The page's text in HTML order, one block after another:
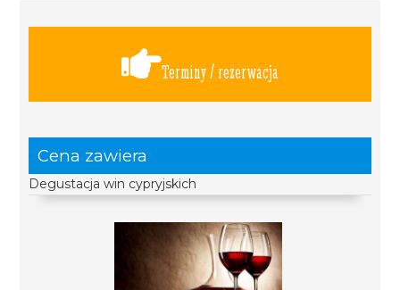
Terminy / rezerwacja
Cena zawiera
Degustacja win cypryjskich